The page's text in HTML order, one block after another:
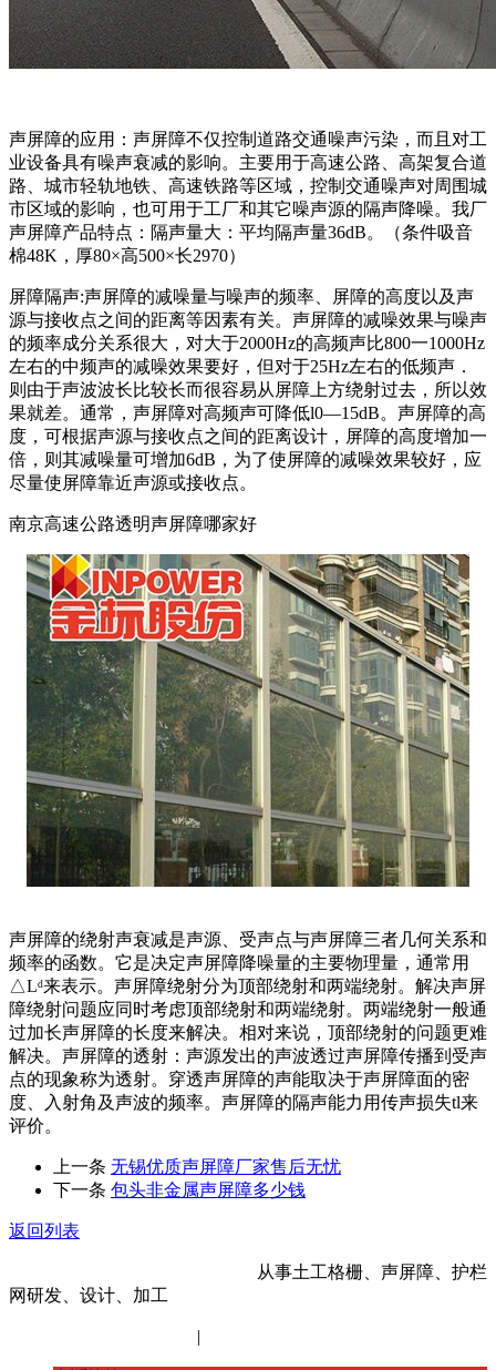
声屏障的应用：声屏障不仅控制道路交通噪声污染，而且对工
业设备具有噪声衰减的影响。主要用于高速公路、高架复合道
路、城市轻轨地铁、高速铁路等区域，控制交通噪声对周围城
市区域的影响，也可用于工厂和其它噪声源的隔声降噪。我厂
声屏障产品特点：隔声量大：平均隔声量36dB。（条件吸音
棉48K，厚80×高500×长2970）
屏障隔声:声屏障的减噪量与噪声的频率、屏障的高度以及声
源与接收点之间的距离等因素有关。声屏障的减噪效果与噪声
的频率成分关系很大，对大于2000Hz的高频声比800一1000Hz
左右的中频声的减噪效果要好，但对于25Hz左右的低频声．
则由于声波波长比较长而很容易从屏障上方绕射过去，所以效
果就差。通常，声屏障对高频声可降低l0—15dB。声屏障的高
度，可根据声源与接收点之间的距离设计，屏障的高度增加一
倍，则其减噪量可增加6dB，为了使屏障的减噪效果较好，应
尽量使屏障靠近声源或接收点。
南京高速公路透明声屏障哪家好
声屏障的绕射声衰减是声源、受声点与声屏障三者几何关系和
频率的函数。它是决定声屏障降噪量的主要物理量，通常用
△Lᵈ来表示。声屏障绕射分为顶部绕射和两端绕射。解决声屏
障绕射问题应同时考虑顶部绕射和两端绕射。两端绕射一般通
过加长声屏障的长度来解决。相对来说，顶部绕射的问题更难
解决。声屏障的透射：声源发出的声波透过声屏障传播到受声
点的现象称为透射。穿透声屏障的声能取决于声屏障面的密
度、入射角及声波的频率。声屏障的隔声能力用传声损失tl来
评价。
上一条 无锡优质声屏障厂家售后无忧
下一条 包头非金属声屏障多少钱
返回列表
从事土工格栅、声屏障、护栏
网研发、设计、加工
|